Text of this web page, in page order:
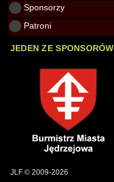
Sponsorzy
Patroni
JEDEN ZE SPONSORÓW
JLF © 2009-2026